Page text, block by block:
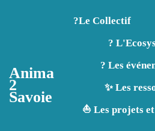
Aller au contenu principal
Anima
2
Savoie
?️Le Collectif
?
? Les
✨ Les
⛵ Les projets